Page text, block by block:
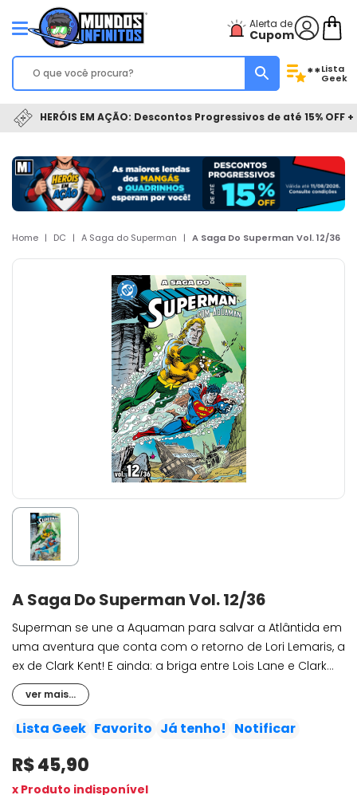
Alerta de
Cupom
**Lista
Geek
HERÓIS EM AÇÃO: Descontos Progressivos de até 15% OFF
Home | DC | A Saga do Superman | A Saga Do Superman Vol. 12/36
A Saga Do Superman Vol. 12/36
Superman se une a Aquaman para salvar a Atlântida em
uma aventura que conta com o retorno de Lori Lemaris, a
ex de Clark Kent! E ainda: a briga entre Lois Lane e Clark
Kent foi mais do que uma simples discussão de
relacionamento e impactou diretamente a
concentração de Superman ao defender a cidade de
enfrenta problemas submarinos e Jimmy Olsen entra em
perigo durante uma fuga da cadeia. O que aconteceu
ver mais...
Lista Geek Favorito Já tenho! Notificar
R$ 45,90
x Produto indisponível